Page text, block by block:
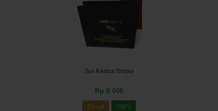
Tas Kertas Distro
Rp 8.000
Email SMS